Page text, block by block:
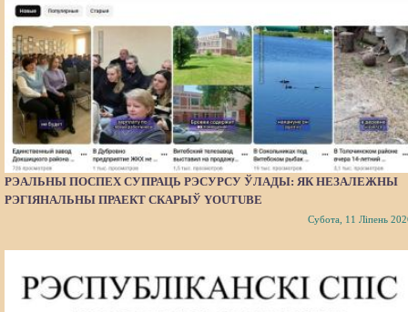
РЭАЛЬНЫ ПОСПЕХ СУПРАЦЬ РЭСУРСУ ЎЛАДЫ: ЯК НЕЗАЛЕЖНЫ
РЭГІЯНАЛЬНЫ ПРАЕКТ СКАРЫЎ YOUTUBE
Субота, 11 Ліпень